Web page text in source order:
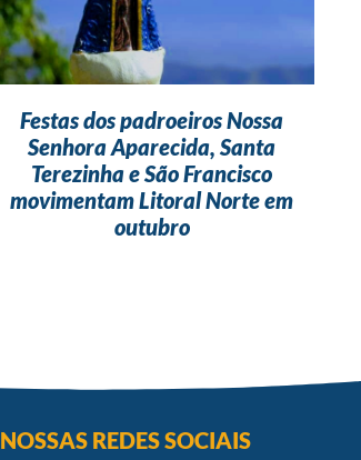
Festas dos padroeiros Nossa
Senhora Aparecida, Santa
Terezinha e São Francisco
movimentam Litoral Norte em
outubro
NOSSAS REDES SOCIAIS